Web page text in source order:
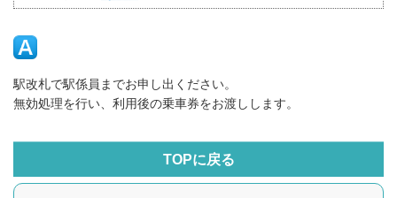
駅改札で駅係員までお申し出ください。
無効処理を行い、利用後の乗車券をお渡しします。
TOPに戻る